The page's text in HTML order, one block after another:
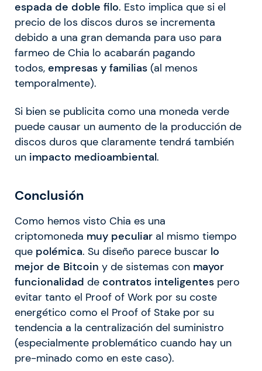
espada de doble filo. Esto implica que si el
precio de los discos duros se incrementa
debido a una gran demanda para uso para
farmeo de Chia lo acabarán pagando
todos, empresas y familias (al menos
temporalmente).
Si bien se publicita como una moneda verde
puede causar un aumento de la producción de
discos duros que claramente tendrá también
un impacto medioambiental.
Conclusión
Como hemos visto Chia es una
criptomoneda muy peculiar al mismo tiempo
que polémica. Su diseño parece buscar lo
mejor de Bitcoin y de sistemas con mayor
funcionalidad de contratos inteligentes pero
evitar tanto el Proof of Work por su coste
energético como el Proof of Stake por su
tendencia a la centralización del suministro
(especialmente problemático cuando hay un
pre-minado como en este caso).